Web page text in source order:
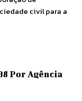
civil para a
Por Agência